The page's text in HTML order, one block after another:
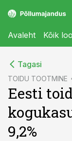
Avaleht Kõik
Tagasi
TOIDU TOOTMINE
Eesti
9,2%